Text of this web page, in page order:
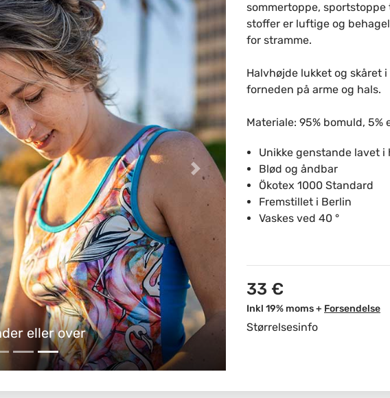
eller over
sommertoppe,
stoffer er luftige og
for stramme.
Halvhøjde lukket og skåret
forneden på arme og hals.
Materiale: 95% bomuld, 5%
Unikke genstande lavet i
Blød og åndbar
Ökotex 1000 Standard
Fremstillet i Berlin
Vaskes ved 40 °
33 €
Inkl 19% moms + Forsendelse
Størrelsesinfo